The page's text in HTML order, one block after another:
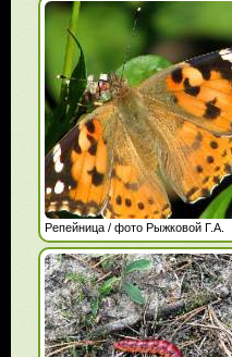
Репейница / фото Рыжковой Г.А.